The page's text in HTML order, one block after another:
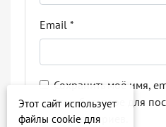
Email *
Сохранить моё имя,
этом браузере для
комментариев.
Этот сайт использует
файлы cookie для